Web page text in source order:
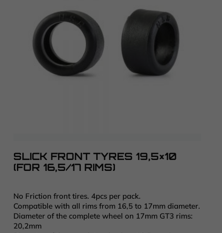
SLICK FRONT TYRES 19,5×10
(FOR 16,5/17 RIMS)
No Friction front tires. 4pcs per pack.
Compatible with all rims from 16,5 to 17mm diameter.
Diameter of the complete wheel on 17mm GT3 rims:
20,2mm